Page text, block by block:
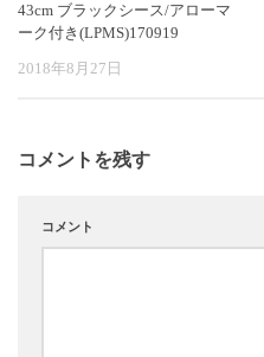
43cm ブラックシース/アローマ
ーク付き(LPMS)170919
2018年8月27日
コメントを残す
コメント